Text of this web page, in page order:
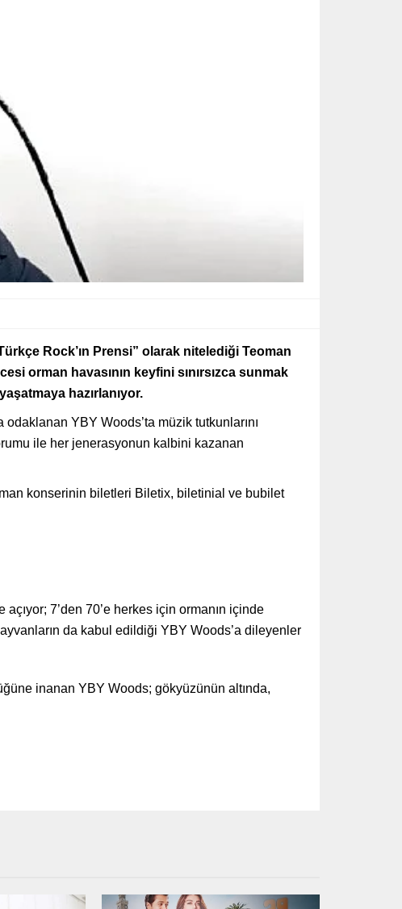
Rock’ın Prensi” olarak nitelediği Teoman
orman havasının keyfini sınırsızca sunmak
hazırlanıyor.
YBY Woods’ta müzik tutkunlarını
ile her jenerasyonun kalbini kazanan
konserinin biletleri Biletix, biletinial ve bubilet
7’den 70’e herkes için ormanın içinde
da kabul edildiği YBY Woods’a dileyenler
inanan YBY Woods; gökyüzünün altında,